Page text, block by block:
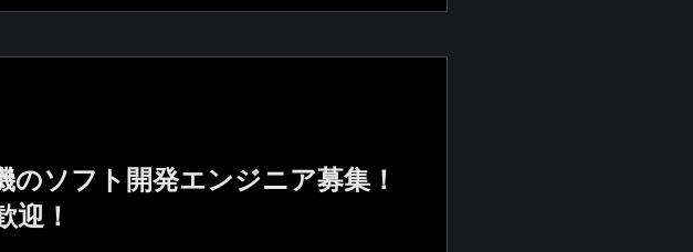
ソフト開発エンジニア募集！
迎！